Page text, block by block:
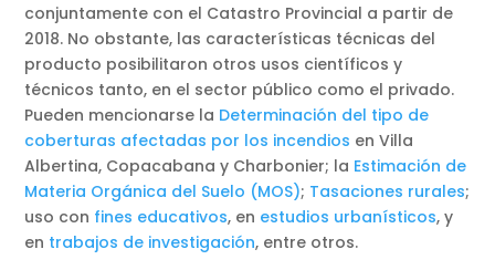
conjuntamente con el Catastro Provincial a partir de
2018. No obstante, las características técnicas del
producto posibilitaron otros usos científicos y
técnicos tanto, en el sector público como el privado.
Pueden mencionarse la Determinación del tipo de
coberturas afectadas por los incendios en Villa
Albertina, Copacabana y Charbonier; la Estimación de
Materia Orgánica del Suelo (MOS); Tasaciones rurales;
uso con fines educativos, en estudios urbanísticos, y
en trabajos de investigación, entre otros.